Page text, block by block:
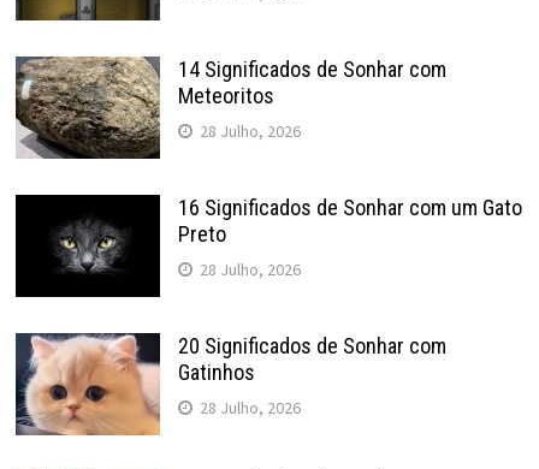
14 Significados de Sonhar com
Meteoritos
28 Julho, 2026
16 Significados de Sonhar com um Gato
Preto
28 Julho, 2026
20 Significados de Sonhar com
Gatinhos
28 Julho, 2026